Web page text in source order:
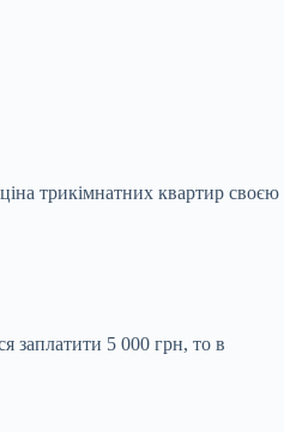
трикімнатних квартир своєю
заплатити 5 000 грн, то в